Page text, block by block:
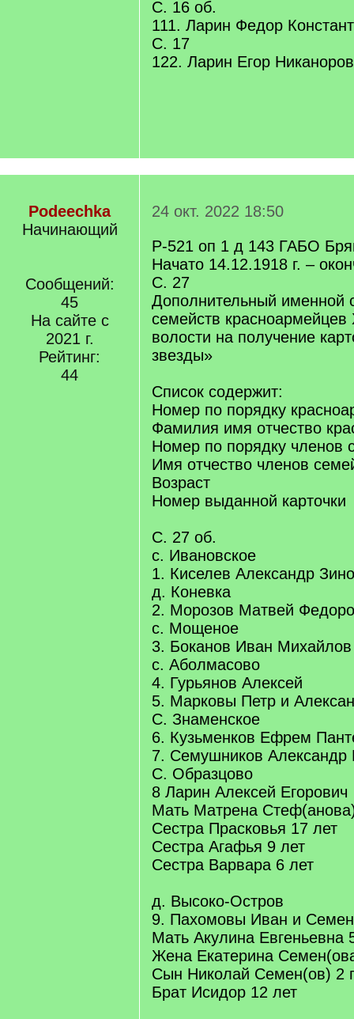
С. 16 об.
111. Ларин Федор
С. 17
122. Ларин Егор
Podeechka
Начинающий
Сообщений:
45
На сайте с
2021 г.
Рейтинг:
44
24 окт. 2022 18:50
Р-521 оп 1 д 143 ГАБО
Начато 14.12.1918 г. –
С. 27
Дополнительный именной
семейств красноармейцев
волости на получение
звезды»
Список содержит:
Номер по порядку
Фамилия имя отчество
Номер по порядку членов
Имя отчество членов
Возраст
Номер выданной карточки
С. 27 об.
с. Ивановское
1. Киселев Александр
д. Коневка
2. Морозов Матвей
с. Мощеное
3. Боканов Иван Михайлов
с. Аболмасово
4. Гурьянов Алексей
5. Марковы Петр и
С. Знаменское
6. Кузьменков Ефрем
7. Семушников Александр
С. Образцово
8 Ларин Алексей Егорович
Мать Матрена
Сестра Прасковья 17 лет
Сестра Агафья 9 лет
Сестра Варвара 6 лет
д. Высоко-Остров
9. Пахомовы Иван и
Мать Акулина Евгеньевна
Жена Екатерина
Сын Николай Семен(ов) 2
Брат Исидор 12 лет